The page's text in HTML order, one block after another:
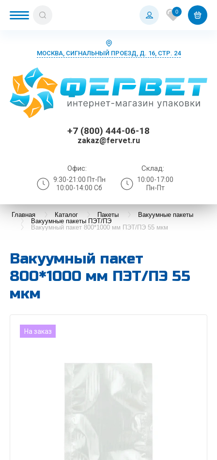
0
МОСКВА, СИГНАЛЬНЫЙ ПРОЕЗД, Д. 16, СТР. 24
+7 (800) 444-06-18
zakaz@fervet.ru
Офис:
9:30-21:00 Пт-Пн
10:00-14:00 Сб
Склад:
10:00-17:00
Пн-Пт
Главная Каталог Пакеты
Вакуумные пакеты
Вакуумные пакеты ПЭТ/ПЭ
Вакуумный пакет 800*1000 мм ПЭТ/ПЭ 55 мкм
Вакуумный пакет
800*1000 мм ПЭТ/ПЭ 55
мкм
На заказ